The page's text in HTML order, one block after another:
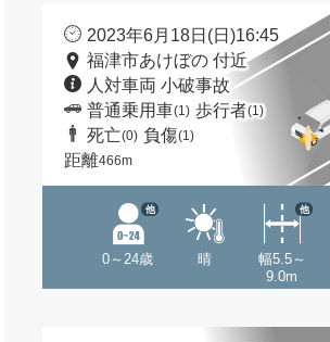
2023年6月18日(日)16:45
福津市あけぼの 付近
人対車両 小破事故
普通乗用車(1) 歩行者(1)
死亡(0) 負傷(1)
距離466m
0～24歳
他
晴
幅5.5～
9.0m
他